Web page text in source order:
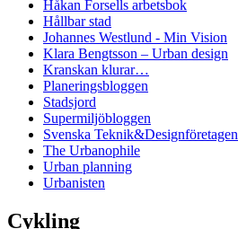
Håkan Forsells arbetsbok
Hållbar stad
Johannes Westlund - Min Vision
Klara Bengtsson – Urban design
Kranskan klurar…
Planeringsbloggen
Stadsjord
Supermiljöbloggen
Svenska Teknik&Designföretagen
The Urbanophile
Urban planning
Urbanisten
Cykling